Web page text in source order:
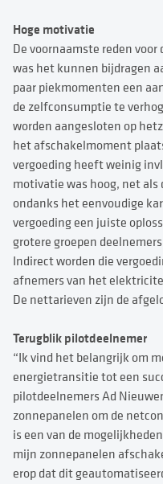
Hoge motivatie
De voornaamste reden
was het kunnen bijdragen
paar piekmomenten een
de zelfconsumptie te
worden aangesloten op
het afschakelmoment
vergoeding heeft weinig
motivatie was hoog, net als
ondanks het eenvoudige
vergoeding een juiste
grotere groepen
Indirect worden die
afnemers van het
De nettarieven zijn de
Terugblik pilotdeelnemer
“Ik vind het belangrijk om
energietransitie tot een
pilotdeelnemers Ad
zonnepanelen om de
is een van de
mijn zonnepanelen
erop dat dit